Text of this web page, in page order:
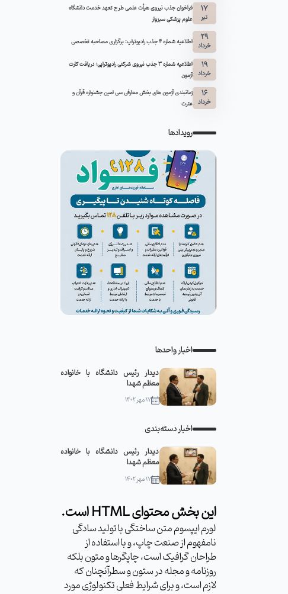
17
تیر
فراخوان جذب نیروی هیأت علمی طرح تعهد خدمت دانشگاه
علوم پزشکی سبزوار
29
خرداد اطلاعیه شماره ۴ جذب رادیوتراپ: برگزاری مصاحبه تخصصی
19
خرداد
اطلاعیه شماره 3 جذب نیروی شرکتی رادیوتراپی: دریافت کارت
آزمون
16
خرداد
زمانبندی آزمون های بخش معارفی سی امین جشنواره قرآن و
عترت
رویدادها
اخبار واحدها
دیدار رئیس دانشگاه با خانواده
معظم شهدا
۱۷ مهر ۱۴۰۲
اخبار دسته‌بندی
دیدار رئیس دانشگاه با خانواده
معظم شهدا
۱۷ مهر ۱۴۰۲
این بخش محتوای HTML است.
لورم ایپسوم متن ساختگی با تولید سادگی
نامفهوم از صنعت چاپ، و با استفاده از
طراحان گرافیک است، چاپگرها و متون بلکه
روزنامه و مجله در ستون و سطرآنچنان که
لازم است، و برای شرایط فعلی تکنولوژی مورد